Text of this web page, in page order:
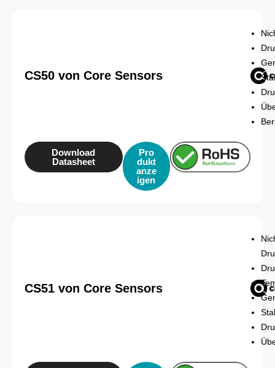
CS50 von Core Sensors
Pro
dukt
anze
igen
Download
Datasheet
CS51 von Core Sensors